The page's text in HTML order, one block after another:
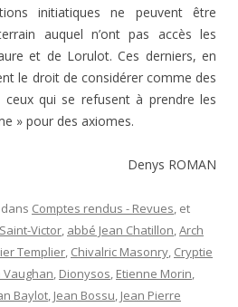
initiatiques ne peu­vent être
auquel n’ont pas accès les
et de Lorulot. Ces derniers, en
le droit de consi­dérer comme des
qui se re­fusent à prendre les
» pour des axiomes.
Denys ROMAN
Comptes rendus - Revues, et
Victor, abbé Jean Chatillon,Arch
Templier, Chivalric Masonry, Cryptie
Vaughan, Dionysos, Etienne Morin,
Baylot, Jean Bossu, Jean Pierre